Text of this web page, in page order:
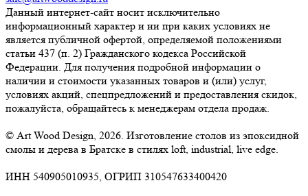
Данный интернет-сайт носит исключительно
информационный характер и ни при каких условиях не
является публичной офертой, определяемой положениями
статьи 437 (п. 2) Гражданского кодекса Российской
Федерации. Для получения подробной информации о
наличии и стоимости указанных товаров и (или) услуг,
условиях акций, спецпредложений и предоставления скидок,
пожалуйста, обращайтесь к менеджерам отдела продаж.
© Art Wood Design, 2026. Изготовление столов из эпоксидной
смолы и дерева в Братске в стилях loft, industrial, live edge.
ИНН 540905010935, ОГРИП 310547633400420